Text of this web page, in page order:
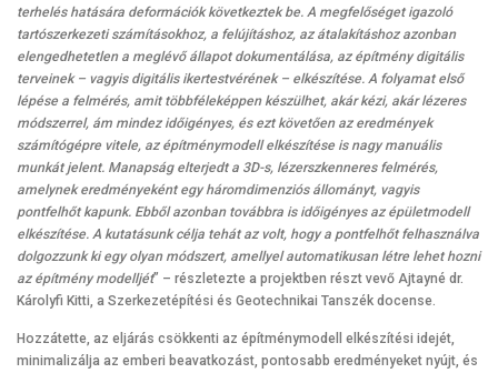
terhelés hatására deformációk következtek be. A megfelőséget igazoló
tartószerkezeti számításokhoz, a felújításhoz, az átalakításhoz azonban
elengedhetetlen a meglévő állapot dokumentálása, az építmény digitális
terveinek – vagyis digitális ikertestvérének – elkészítése. A folyamat első
lépése a felmérés, amit többféleképpen készülhet, akár kézi, akár lézeres
módszerrel, ám mindez időigényes, és ezt követően az eredmények
számítógépre vitele, az építménymodell elkészítése is nagy manuális
munkát jelent. Manapság elterjedt a 3D-s, lézerszkenneres felmérés,
amelynek eredményeként egy háromdimenziós állományt, vagyis
pontfelhőt kapunk. Ebből azonban továbbra is időigényes az épületmodell
elkészítése. A kutatásunk célja tehát az volt, hogy a pontfelhőt felhasználva
dolgozzunk ki egy olyan módszert, amellyel automatikusan létre lehet hozni
az építmény modelljét” – részletezte a projektben részt vevő Ajtayné dr.
Károlyfi Kitti, a Szerkezetépítési és Geotechnikai Tanszék docense.
Hozzátette, az eljárás csökkenti az építménymodell elkészítési idejét,
minimalizálja az emberi beavatkozást, pontosabb eredményeket nyújt, és